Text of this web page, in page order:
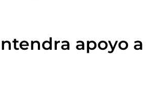
apoyo